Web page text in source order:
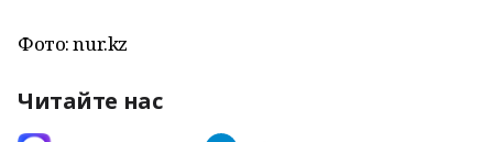
Фото: nur.kz
Читайте нас